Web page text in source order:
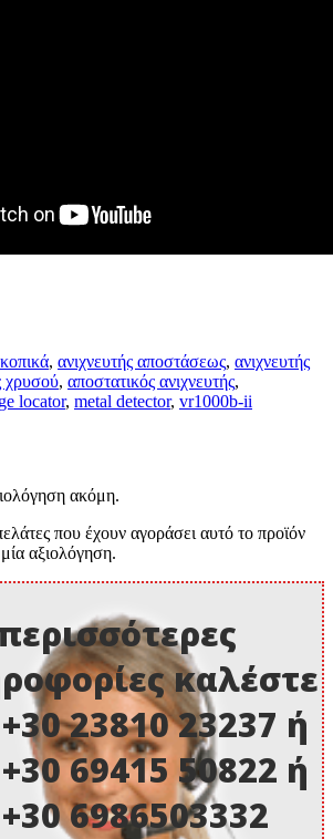
, ανιχνευτής αποστάσεως, ανιχνευτής
χρυσού, αποστατικός ανιχνευτής,
locator, metal detector, vr1000b-ii
ακόμη.
που έχουν αγοράσει αυτό το προϊόν
αξιολόγηση.
καλέστε
23810 23237 ή
69415 50822 ή
6986503332